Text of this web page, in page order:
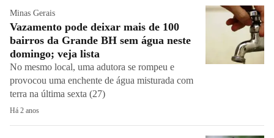
Minas Gerais
Vazamento pode deixar mais de 100
bairros da Grande BH sem água neste
domingo; veja lista
No mesmo local, uma adutora se rompeu e
provocou uma enchente de água misturada com
terra na última sexta (27)
Há 2 anos